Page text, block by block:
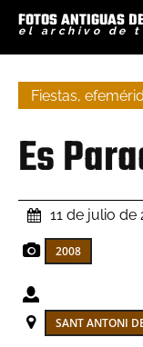
FOTOS ANTIGUAS
el archivo de
Fiestas,
Es
11 de julio de
2008
SANT ANTONI